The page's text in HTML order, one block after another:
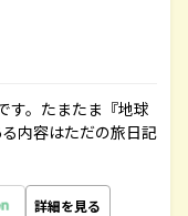
す。たまたま『地球
内容はただの旅日記
詳細を見る